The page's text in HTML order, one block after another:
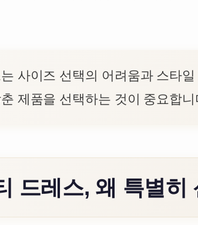
사이즈 선택의 어려움과 스타
제품을 선택하는 것이 중요합니
드레스, 왜 특별히